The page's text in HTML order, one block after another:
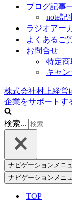
ブログ記事
note記
ラジオアー
よくあるご
お問合せ
特定
キャ
株式会社村上経営
企業をサポートす
検索...
ナビゲーションメニ
ナビゲーションメニ
TOP